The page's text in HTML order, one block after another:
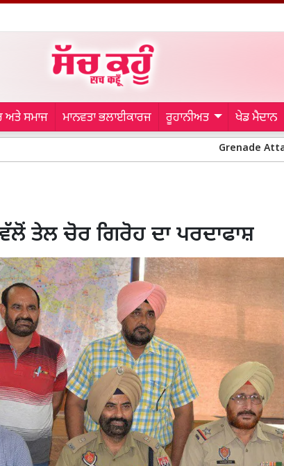
ਅਤੇ ਸਮਾਜ ਮਾਨਵਤਾ ਭਲਾਈਕਾਰਜ ਰੂਹਾਨੀਅਤ ਖੇਡ ਮੈਦਾਨ
Grenade Attack Case:
ਤੇਲ ਚੋਰ ਗਿਰੋਹ ਦਾ ਪਰਦਾਫਾਸ਼